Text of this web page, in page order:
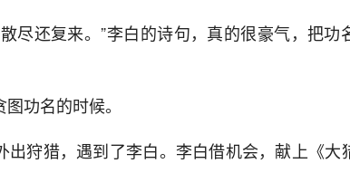
尽还复来。”李白的诗句，真的很豪气，把功
功名的时候。
出狩猎，遇到了李白。李白借机会，献上《大